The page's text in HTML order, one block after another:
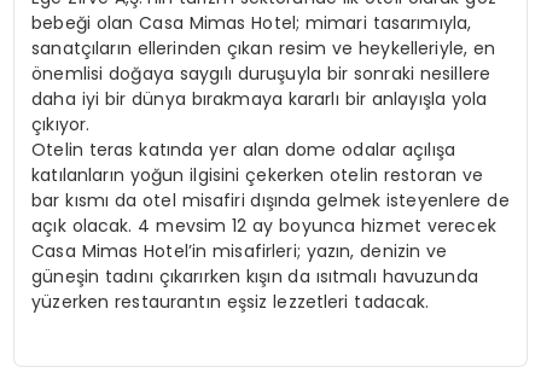
bebeği olan Casa Mimas Hotel; mimari tasarımıyla,
sanatçıların ellerinden çıkan resim ve heykelleriyle, en
önemlisi doğaya saygılı duruşuyla bir sonraki nesillere
daha iyi bir dünya bırakmaya kararlı bir anlayışla yola
çıkıyor.
Otelin teras katında yer alan dome odalar açılışa
katılanların yoğun ilgisini çekerken otelin restoran ve
bar kısmı da otel misafiri dışında gelmek isteyenlere de
açık olacak. 4 mevsim 12 ay boyunca hizmet verecek
Casa Mimas Hotel’in misafirleri; yazın, denizin ve
güneşin tadını çıkarırken kışın da ısıtmalı havuzunda
yüzerken restaurantın eşsiz lezzetleri tadacak.